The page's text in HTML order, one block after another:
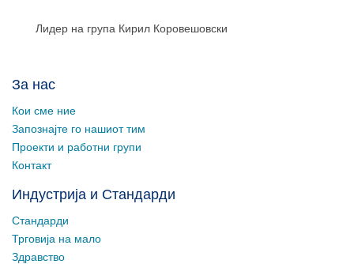
Лидер на група Кирил Коровешовски
За нас
Кои сме ние
Запознајте го нашиот тим
Проекти и работни групи
Контакт
Индустрија и Стандарди
Стандарди
Трговија на мало
Здравство